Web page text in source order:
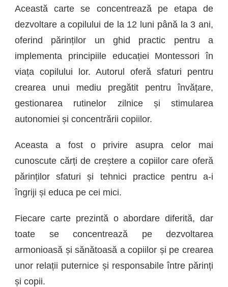
Această carte se concentrează pe etapa de
dezvoltare a copilului de la 12 luni până la 3 ani,
oferind părinților un ghid practic pentru a
implementa principiile educației Montessori în
viața copilului lor. Autorul oferă sfaturi pentru
crearea unui mediu pregătit pentru învățare,
gestionarea rutinelor zilnice și stimularea
autonomiei și concentrării copiilor.
Aceasta a fost o privire asupra celor mai
cunoscute cărți de creștere a copiilor care oferă
părinților sfaturi și tehnici practice pentru a-i
îngriji și educa pe cei mici.
Fiecare carte prezintă o abordare diferită, dar
toate se concentrează pe dezvoltarea
armonioasă și sănătoasă a copiilor și pe crearea
unor relații puternice și responsabile între părinți
și copii.